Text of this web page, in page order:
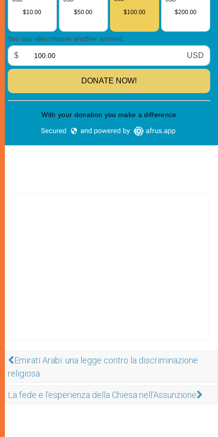
Emirati Arabi: una legge contro la discriminazione
religiosa
La fede e l'esperienza della Chiesa nell'Assunzione